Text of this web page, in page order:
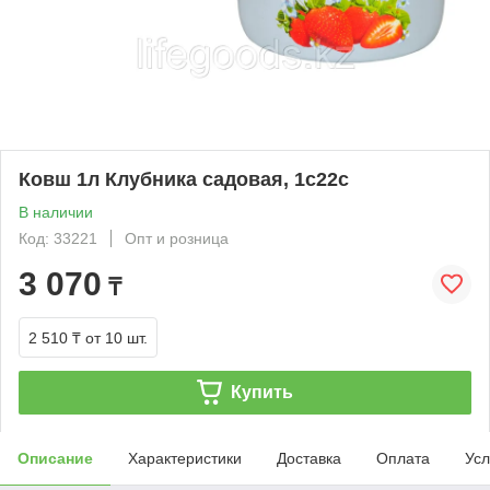
Ковш 1л Клубника садовая, 1с22с
В наличии
Код: 33221
Опт и розница
3 070 ₸
2 510 ₸ от 10 шт.
Купить
Описание Характеристики Доставка Оплата